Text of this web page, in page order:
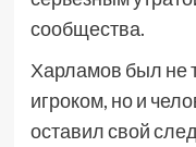
сообщества.
Харламов был не
игроком, но и
оставил свой